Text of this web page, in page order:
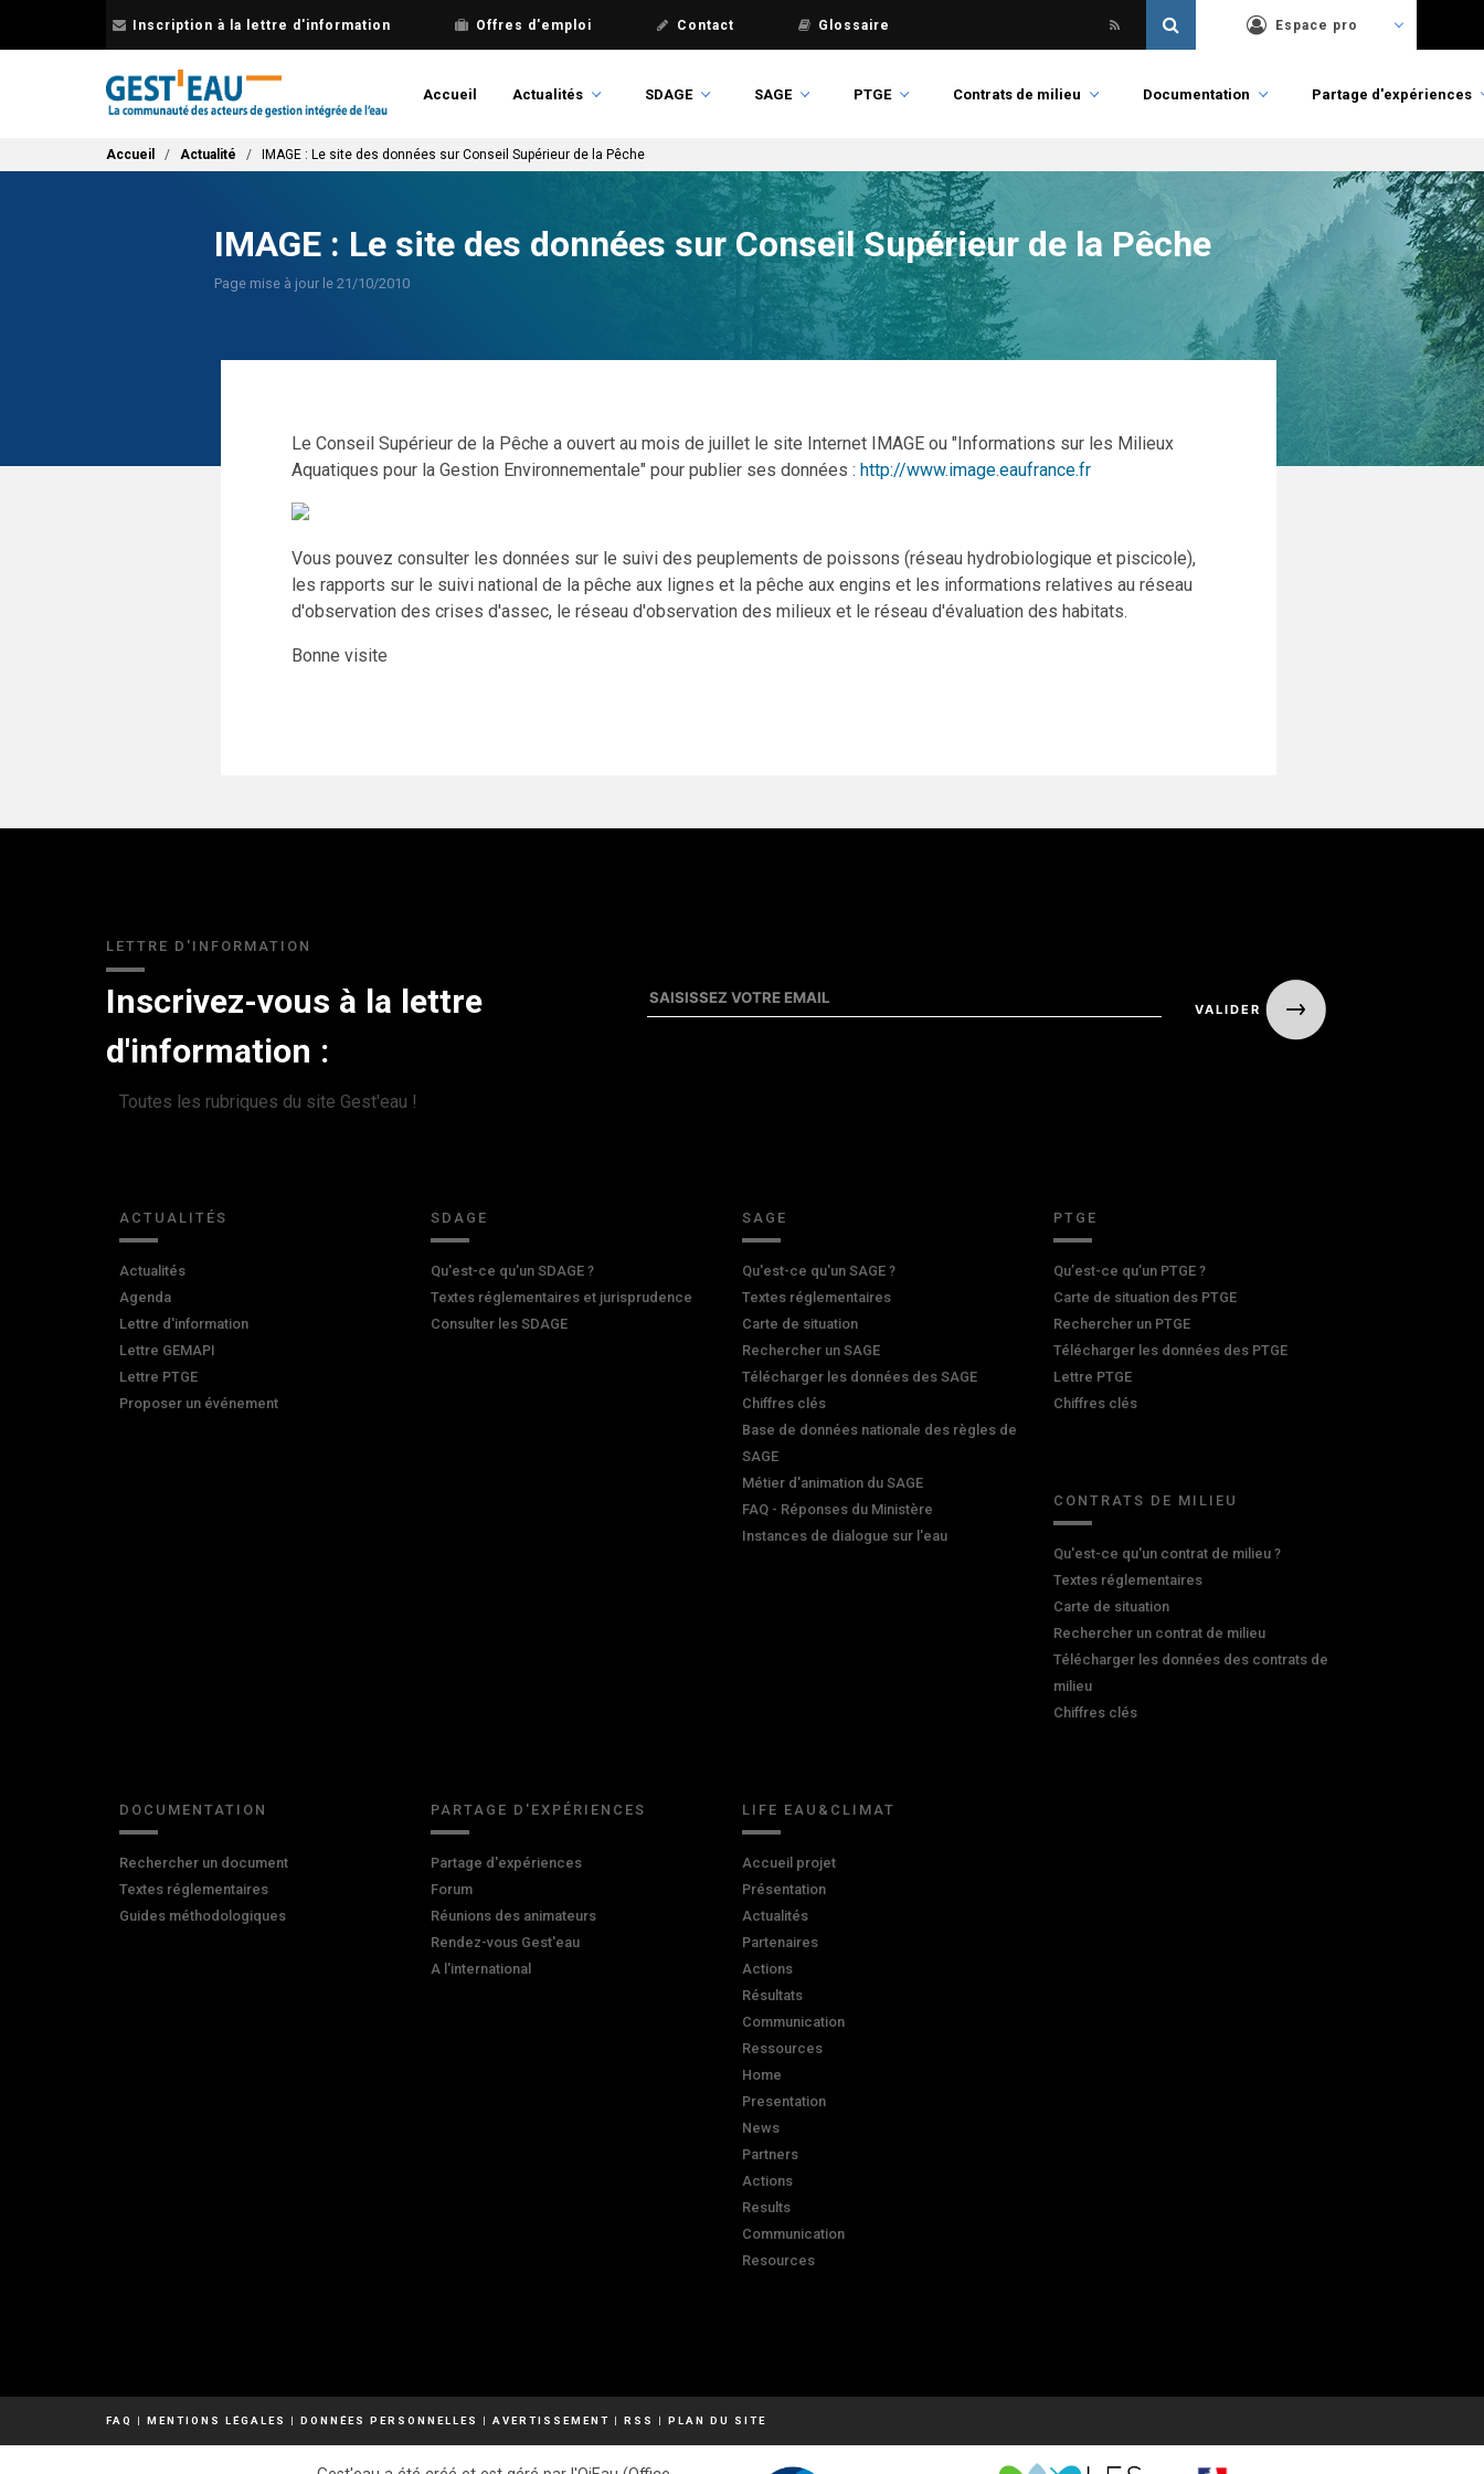
Inscription à la lettre d'information Offres d'emploi Contact Glossaire Espace pro
Accueil Actualités SDAGE SAGE PTGE Contrats de milieu Documentation Partage d'expériences
Fil d'Ariane
Accueil Actualité IMAGE : Le site des données sur Conseil Supérieur de la Pêche
IMAGE : Le site des données sur Conseil Supérieur de la Pêche
Page mise à jour le 21/10/2010
Le Conseil Supérieur de la Pêche a ouvert au mois de juillet le site Internet IMAGE ou "Informations sur les Milieux
Aquatiques pour la Gestion Environnementale" pour publier ses données : http://www.image.eaufrance.fr
Vous pouvez consulter les données sur le suivi des peuplements de poissons (réseau hydrobiologique et piscicole),
les rapports sur le suivi national de la pêche aux lignes et la pêche aux engins et les informations relatives au réseau
d'observation des crises d'assec, le réseau d'observation des milieux et le réseau d'évaluation des habitats.
Bonne visite
LETTRE D'INFORMATION
Inscrivez-vous à la lettre
d'information :
Toutes les rubriques du site Gest'eau !
ACTUALITÉS
Actualités
Agenda
Lettre d'information
Lettre GEMAPI
Lettre PTGE
Proposer un événement
SDAGE
Qu'est-ce qu'un SDAGE ?
Textes réglementaires et jurisprudence
Consulter les SDAGE
SAGE
Qu'est-ce qu'un SAGE ?
Textes réglementaires
Carte de situation
Rechercher un SAGE
Télécharger les données des SAGE
Chiffres clés
Base de données nationale des règles de
SAGE
Métier d'animation du SAGE
FAQ - Réponses du Ministère
Instances de dialogue sur l'eau
PTGE
Qu’est-ce qu’un PTGE ?
Carte de situation des PTGE
Rechercher un PTGE
Télécharger les données des PTGE
Lettre PTGE
Chiffres clés
CONTRATS DE MILIEU
Qu'est-ce qu'un contrat de milieu ?
Textes réglementaires
Carte de situation
Rechercher un contrat de milieu
Télécharger les données des contrats de
milieu
Chiffres clés
DOCUMENTATION
Rechercher un document
Textes réglementaires
Guides méthodologiques
PARTAGE D'EXPÉRIENCES
Partage d'expériences
Forum
Réunions des animateurs
Rendez-vous Gest'eau
A l'international
LIFE EAU&CLIMAT
Accueil projet
Présentation
Actualités
Partenaires
Actions
Résultats
Communication
Ressources
Home
Presentation
News
Partners
Actions
Results
Communication
Resources
FAQ | MENTIONS LÉGALES | DONNÉES PERSONNELLES | AVERTISSEMENT | RSS | PLAN DU SITE